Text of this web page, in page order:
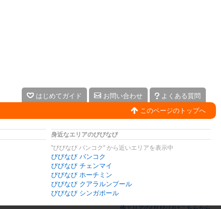
はじめてガイド お問い合わせ
よくある質問
このページのトップへ
身近なエリアのびびなび
"びびなび バンコク" から近いエリアを表示中
びびなび バンコク
びびなび チェンマイ
びびなび ホーチミン
びびなび クアラルンプール
びびなび シンガポール